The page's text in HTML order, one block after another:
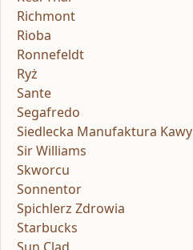
Richmont
Rioba
Ronnefeldt
Ryż
Sante
Segafredo
Siedlecka Manufaktura Kawy
Sir Williams
Skworcu
Sonnentor
Spichlerz Zdrowia
Starbucks